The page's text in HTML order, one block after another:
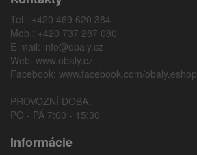
Tel.: +420 469 620 384
Mob.: +420 737 287 080
E-mail: info@obaly.cz
Web: www.obaly.cz
Facebook: www.facebook.com/obaly.eshop
PROVOZNÍ DOBA:
PO - PÁ 7:00 - 15:30
Informácie